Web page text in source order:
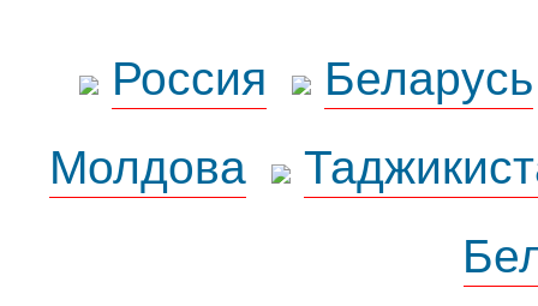
Россия
Беларусь
Молдова